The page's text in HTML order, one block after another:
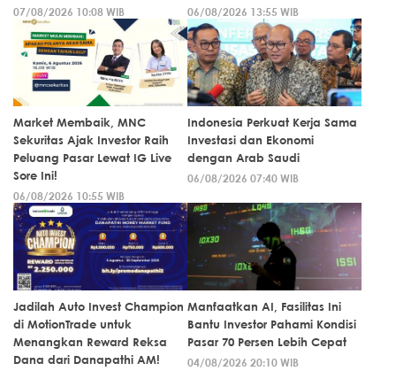
07/08/2026 10:08 WIB
06/08/2026 13:55 WIB
Market Membaik, MNC
Sekuritas Ajak Investor Raih
Peluang Pasar Lewat IG Live
Sore Ini!
06/08/2026 10:55 WIB
Indonesia Perkuat Kerja Sama
Investasi dan Ekonomi
dengan Arab Saudi
06/08/2026 07:40 WIB
Jadilah Auto Invest Champion
di MotionTrade untuk
Menangkan Reward Reksa
Dana dari Danapathi AM!
Manfaatkan AI, Fasilitas Ini
Bantu Investor Pahami Kondisi
Pasar 70 Persen Lebih Cepat
04/08/2026 20:10 WIB